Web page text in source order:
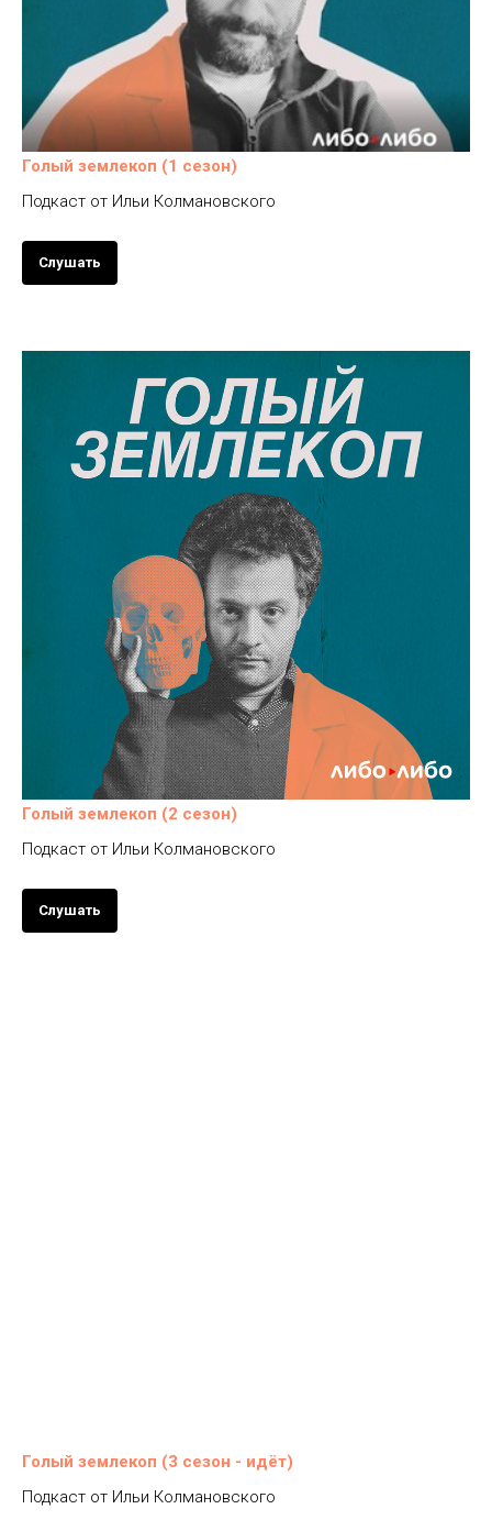
Голый землекоп (1 сезон)
Подкаст от Ильи Колмановского
Слушать
Голый землекоп (2 сезон)
Подкаст от Ильи Колмановского
Слушать
Голый землекоп (3 сезон - идёт)
Подкаст от Ильи Колмановского